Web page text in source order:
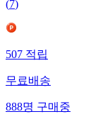
(7)
507적립
무료배송
888명구매중